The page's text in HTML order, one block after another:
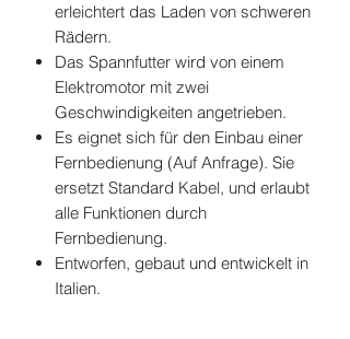
erleichtert das Laden von schweren
Rädern.
Das Spannfutter wird von einem
Elektromotor mit zwei
Geschwindigkeiten angetrieben.
Es eignet sich für den Einbau einer
Fernbedienung (Auf Anfrage). Sie
ersetzt Standard Kabel, und erlaubt
alle Funktionen durch
Fernbedienung.
Entworfen, gebaut und entwickelt in
Italien.